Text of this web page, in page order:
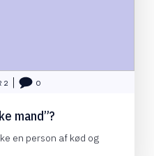
2 0
mand”?
en person af kød og